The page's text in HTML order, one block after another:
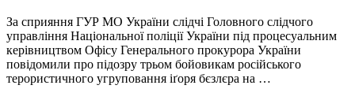
За сприяння ГУР МО України слідчі Головного слідчого
управління Національної поліції України під процесуальним
керівництвом Офісу Генерального прокурора України
повідомили про підозру трьом бойовикам російського
терористичного угруповання іґоря бєзлєра на …